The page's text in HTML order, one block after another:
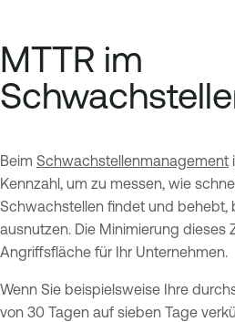
MTTR im
Beim Schwachstellenmanagement
Kennzahl, um zu messen, wie
Schwachstellen findet und behebt,
ausnutzen. Die Minimierung dieses
Angriffsfläche für Ihr Unternehmen.
Wenn Sie beispielsweise Ihre
von 30 Tagen auf sieben Tage